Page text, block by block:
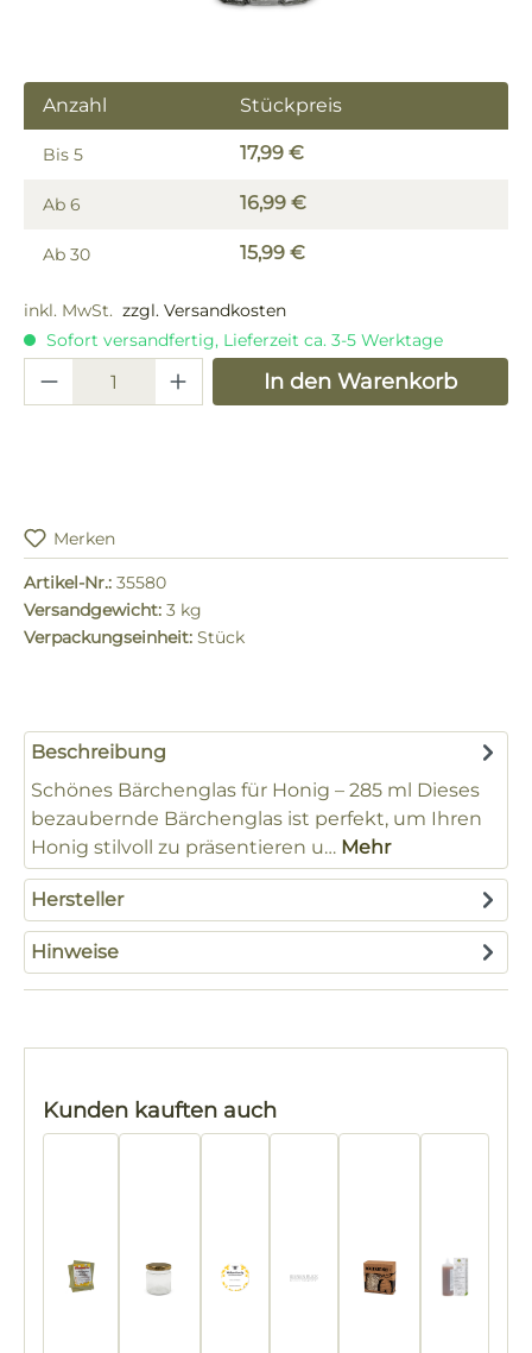
Anzahl Stückpreis
Bis 5 17,99 €
Ab 6 16,99 €
Ab 30 15,99 €
inkl. MwSt. zzgl. Versandkosten
Sofort versandfertig, Lieferzeit ca. 3-5 Werktage
Produkt Anzahl: Gib denIn den Warenkorb
Merken
Artikel-Nr.: 35580
Versandgewicht: 3 kg
Verpackungseinheit: Stück
Beschreibung
Schönes Bärchenglas für Honig – 285 ml Dieses
bezaubernde Bärchenglas ist perfekt, um Ihren
Honig stilvoll zu präsentieren u… Mehr
Hersteller
Hinweise
Produktgalerie überspringen
Kunden kauften auch